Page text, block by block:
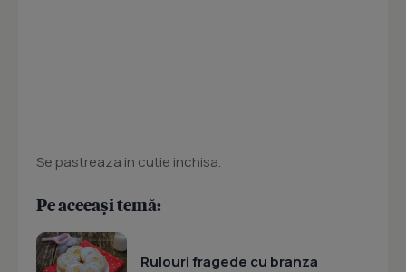
Se pastreaza in cutie inchisa.
Pe aceeași temă:
Rulouri fragede cu branza